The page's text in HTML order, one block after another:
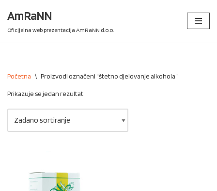
Skip
AmRaNN
Oficijelna web prezentacija AmRaNN d.o.o.
Početna \ Proizvodi označeni “štetno djelovanje alkohola”
Prikazuje se jedan rezultat